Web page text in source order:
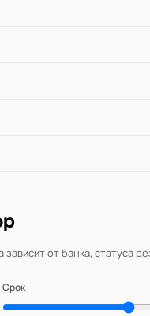
от банка, статуса
Срок